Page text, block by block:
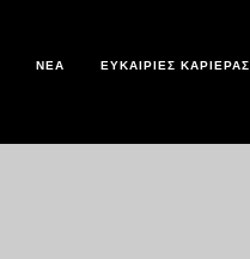
ΝΕΑ ΕΥΚΑΙΡΙΕΣ ΚΑΡΙΕΡΑΣ